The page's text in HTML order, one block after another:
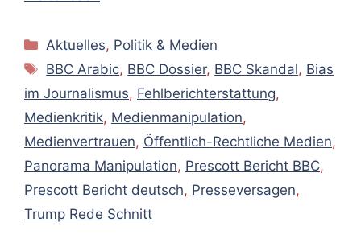
Kategorien
Aktuelles, Politik & Medien
Schlagwörter
BBC Arabic, BBC Dossier, BBC Skandal, Bias
im Journalismus, Fehlberichterstattung,
Medienkritik, Medienmanipulation,
Medienvertrauen, Öffentlich-Rechtliche Medien,
Panorama Manipulation, Prescott Bericht BBC,
Prescott Bericht deutsch, Presseversagen,
Trump Rede Schnitt